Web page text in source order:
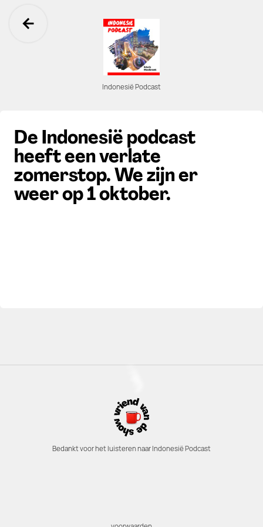
Ga terug
Indonesië Podcast
De Indonesië podcast
heeft een verlate
zomerstop. We zijn er
weer op 1 oktober.
Bedankt voor het luisteren naar Indonesië Podcast